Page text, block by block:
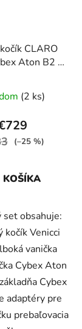
CLARO
Aton B2 +
(2 ks)
(–25 %)
KOŠÍKA
set obsahuje:
kočík Venicci
vanička
Cybex Aton
Cybex
adaptéry pre
prebaľovacia